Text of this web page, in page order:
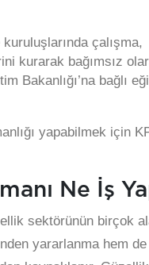
çalışma,
kurarak bağımsız
Bakanlığı’na bağlı
yapabilmek için
Ne İş
sektörünün birçok
yararlanma hem